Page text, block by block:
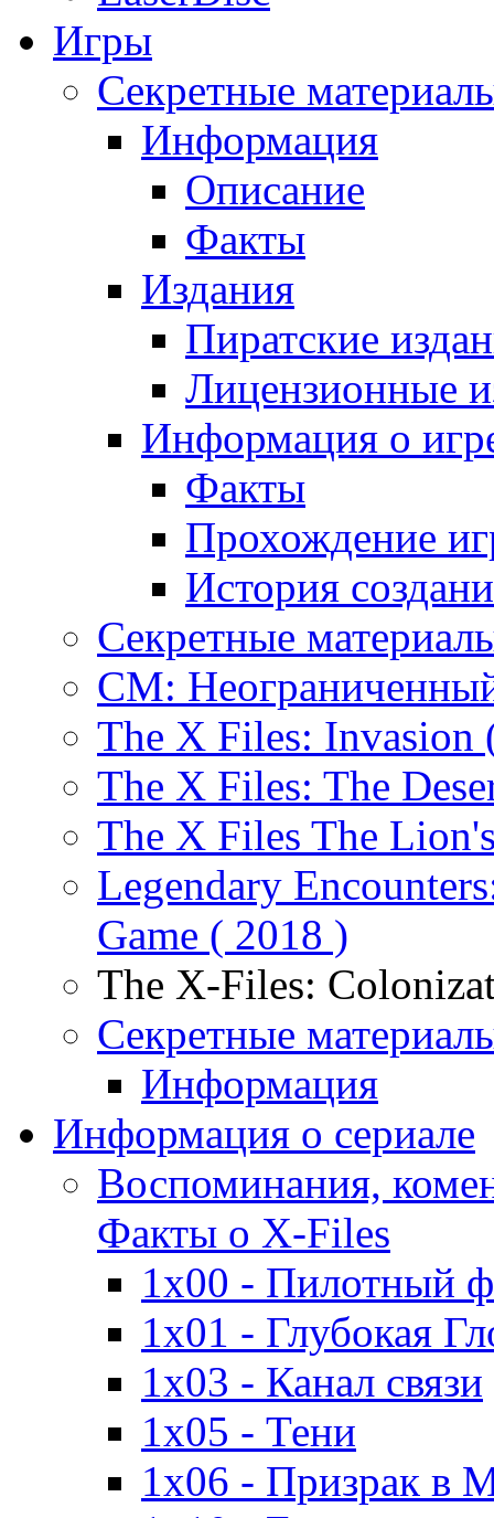
Игры
Секретные
Информация
Описание
Факты
Издания
Пиратские
Лицензионные
Информация о
Факты
Прохождение
История
Секретные
СМ:
The X Files: Invasion
The X Files: The
The X Files The
Legendary
Game ( 2018 )
The X-Files:
Секретные
Информация
Информация о сериале
Воспоминания,
Факты о X-Files
1x00 - Пилотный
1x01 - Глубокая
1x03 - Канал связи
1x05 - Тени
1x06 - Призрак в